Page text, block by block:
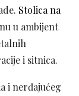
Stolica na
u ambijent
i sitnica.
i nerđajućeg